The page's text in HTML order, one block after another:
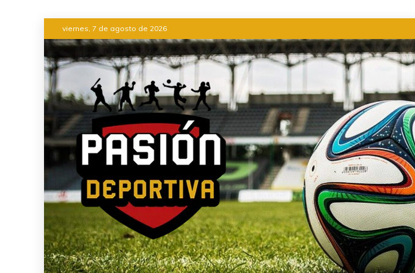
Saltar
al
contenido
viernes, 7 de agosto de 2026
INFORMACIÓN DEL ACONTECER DEPORTIVO